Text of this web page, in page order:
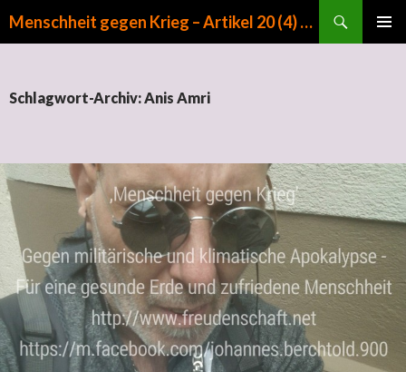
Menschheit gegen Krieg – Artikel 20 (4) GG
Schlagwort-Archiv: Anis Amri